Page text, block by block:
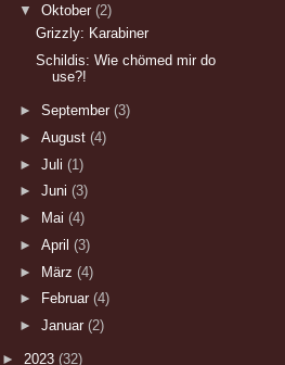
▼ Oktober (2)
Grizzly: Karabiner
Schildis: Wie chömed mir do
use?!
► September (3)
► August (4)
► Juli (1)
► Juni (3)
►
Mai (4)
► April (3)
► März (4)
►
Februar (4)
► Januar (2)
► 2023 (32)